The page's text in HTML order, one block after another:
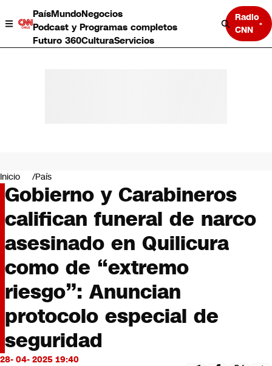
PaísMundoNegocios
Podcast y Programas completos
Futuro 360CulturaServicios
Radio
CNN
Negocios
Deportes
Programas completos
Cultura
Servicios
Bits
CNN tiempo
Futuro 360
Opinión
Inicio País
Gobierno y Carabineros
califican funeral de narco
asesinado en Quilicura
como de “extremo
riesgo”: Anuncian
protocolo especial de
seguridad
28- 04- 2025 19:40